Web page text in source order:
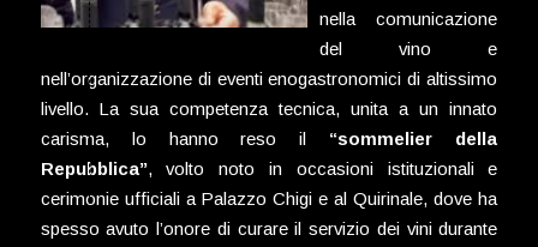
nella comunicazione
del vino e
nell’organizzazione di eventi enogastronomici di altissimo
livello. La sua competenza tecnica, unita a un innato
carisma, lo hanno reso il “sommelier della
Repubblica”, volto noto in occasioni istituzionali e
cerimonie ufficiali a Palazzo Chigi e al Quirinale, dove ha
spesso avuto l’onore di curare il servizio dei vini durante